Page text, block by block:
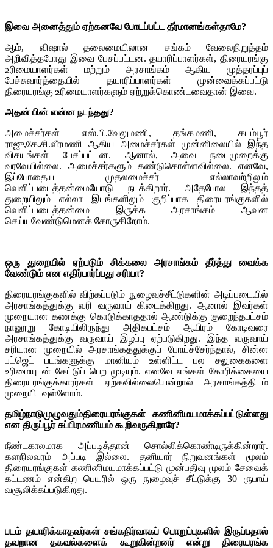
இவை அனைத்தும் ஏற்கனவே போடப்பட்ட தீர்மானங்கள்தாமே?
ஆம், விஷால் தலைமையிலான சங்கம் வேலைநிறுத்தம்
அறிவித்தபோது இவை பேசப்பட்டன. தயாரிப்பாளர்கள், திரையரங்கு
உரிமையாளர்கள் மற்றும் அரசாங்கம் ஆகிய முத்தரப்புப்
பேச்சுவார்த்தையில் தயாரிப்பாளர்கள் முன்வைக்கப்பட்டு
திரையரங்கு உரிமையாளர்களும் ஏற்றுக்கொண்டவைதான் இவை.
அதன் பின் என்ன நடந்தது?
அமைச்சர்கள் எஸ்.பி.வேலுமணி, தங்கமணி, கடம்பூர்
ராஜு,கே.சி.வீரமணி ஆகிய அமைச்சர்கள் முன்னிலையில் இந்த
விசயங்கள் பேசப்பட்டன. ஆனால், அவை நடைமுறைக்கு
வரவேயில்லை. அமைச்சர்களும் கண்டுகொள்ளவில்லை. எனவே,
இப்போதைய முதலமைச்சர் எல்லாவற்றிலும்
வெளிப்படைத்தன்மையோடு நடக்கிறார். அதேபோல இந்தத்
துறையிலும் எல்லா இடங்களிலும் குறிப்பாக திரையரங்குகளில்
வெளிப்படைத்தன்மை இருக்க அரசாங்கம் ஆவன
செய்யவேண்டுமெனக் கோருகிறோம்.
ஒரு துறையில் ஏற்படும் சிக்கலை அரசாங்கம் தீர்த்து வைக்க
வேண்டும் என எதிர்பார்ப்பது சரியா?
திரையரங்குகளில் விற்கப்படும் நுழைவுச்சீட்டுகளின் அடிப்படையில்
அரசாங்கத்துக்கு வரி வருவாய் கிடைக்கிறது. ஆனால் இவர்கள்
முறையான கணக்கு கொடுக்காததால் ஆண்டுக்கு குறைந்தபட்சம்
நானூறு கோடியிலிருந்து அதிகபட்சம் ஆயிரம் கோடிவரை
அரசாங்கத்துக்கு வருவாய் இழப்பு ஏற்படுகிறது. இந்த வருவாய்
சரியான முறையில் அரசாங்கத்துக்குப் போய்ச்சேர்ந்தால், சின்ன
பட்ஜெட் படங்களுக்கு மானியம் உள்ளிட்ட பல சலுகைகளை
உரிமையுடன் கேட்டுப் பெற முடியும். எனவே எங்கள் கோரிக்கையை
திரையரங்குக்காரர்கள் ஏற்கவில்லையென்றால் அரசாங்கத்திடம்
முறையிடவுள்ளோம்.
தமிழ்நாடுமுழுவதும்திரையரங்குகள் கணினிமயமாக்கப்பட்டுள்ளது
என திருப்பூர் சுப்பிரமணியம் கூறிவருகிறாரே?
நீண்டகாலமாக அப்படித்தான் சொல்லிக்கொண்டிருக்கின்றார்.
களநிலவரம் அப்படி இல்லை. தனியார் நிறுவனங்கள் மூலம்
திரையரங்குகள் கணினிமயமாக்கப்பட்டு முன்பதிவு மூலம் சேவைக்
கட்டணம் என்கிற பெயரில் ஒரு நுழைவுச் சீட்டுக்கு 30 ரூபாய்
வசூலிக்கப்படுகிறது.
படம் தயாரிக்காதவர்கள் சங்கநிர்வாகப் பொறுப்புகளில் இருப்பதால்
தவறான தகவல்களைக் கூறுகின்றனர் என்று திரையரங்க